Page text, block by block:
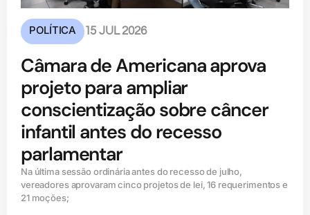
POLÍTICA 15 JUL 2026
Câmara de Americana aprova
projeto para ampliar
conscientização sobre câncer
infantil antes do recesso
parlamentar
Na última sessão ordinária antes do recesso de julho,
vereadores aprovaram cinco projetos de lei, 16 requerimentos e
21 moções;